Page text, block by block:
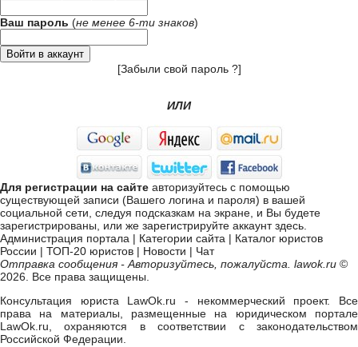
Ваш пароль (не менее 6-ти знаков)
[Забыли свой пароль ?]
ИЛИ
Для регистрации на сайте авторизуйтесь с помощью
существующей записи (Вашего логина и пароля) в вашей
социальной сети, следуя подсказкам на экране, и Вы будете
зарегистрированы, или же зарегистрируйте аккаунт здесь
Администрация портала | Категории сайта | Каталог юристов
России | ТОП-20 юристов | Новости | Чат
Отправка сообщения - Авторизуйтесь, пожалуйста. lawok.ru ©
2026. Все права защищены.
Консультация юриста LawOk.ru - некоммерческий проект. Все
права на материалы, размещенные на юридическом портале
LawOk.ru, охраняются в соответствии с законодательством
Российской Федерации.